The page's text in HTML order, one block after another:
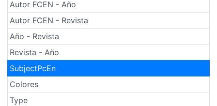
Autor FCEN - Año
Autor FCEN - Revista
Año - Revista
Revista - Año
SubjectPcEn
Colores
Type